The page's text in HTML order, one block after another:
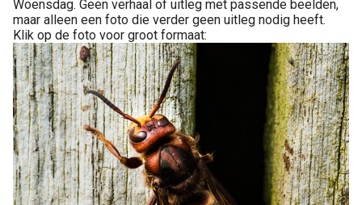
Woensdag. Geen verhaal of uitleg met passende beelden,
maar alleen een foto die verder geen uitleg nodig heeft.
Klik op de foto voor groot formaat: